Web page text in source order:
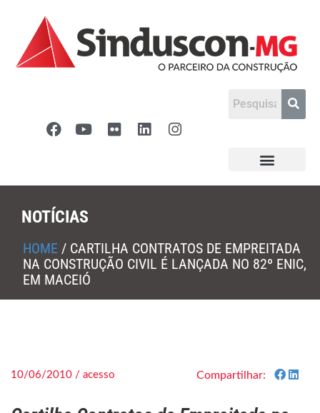
NOTÍCIAS
HOME / CARTILHA CONTRATOS DE EMPREITADA
NA CONSTRUÇÃO CIVIL É LANÇADA NO 82º ENIC,
EM MACEIÓ
10/06/2010 / acesso Compartilhar: